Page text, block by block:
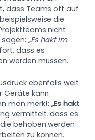
dass Teams oft auf
die
nicht
sagen:„Es hakt im
dass es
werden müssen.
ebenfalls weit
Geräte kann
man merkt:„Es hakt
vermittelt, dass es
behoben werden
zu können.